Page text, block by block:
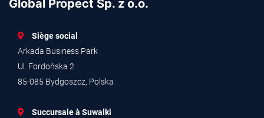
Global Propect Sp. z o.o.
Siège social
Arkada Business Park
Ul. Fordońska 2
85-085 Bydgoszcz, Polska
Succursale à Suwalki